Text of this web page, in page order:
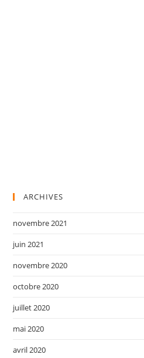
ARCHIVES
novembre 2021
juin 2021
novembre 2020
octobre 2020
juillet 2020
mai 2020
avril 2020